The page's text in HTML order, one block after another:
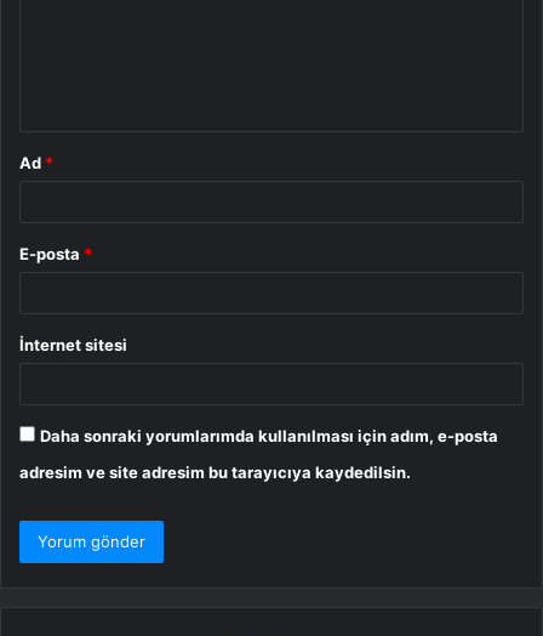
Ad *
E-posta *
İnternet sitesi
Daha sonraki yorumlarımda kullanılması için adım, e-posta
adresim ve site adresim bu tarayıcıya kaydedilsin.